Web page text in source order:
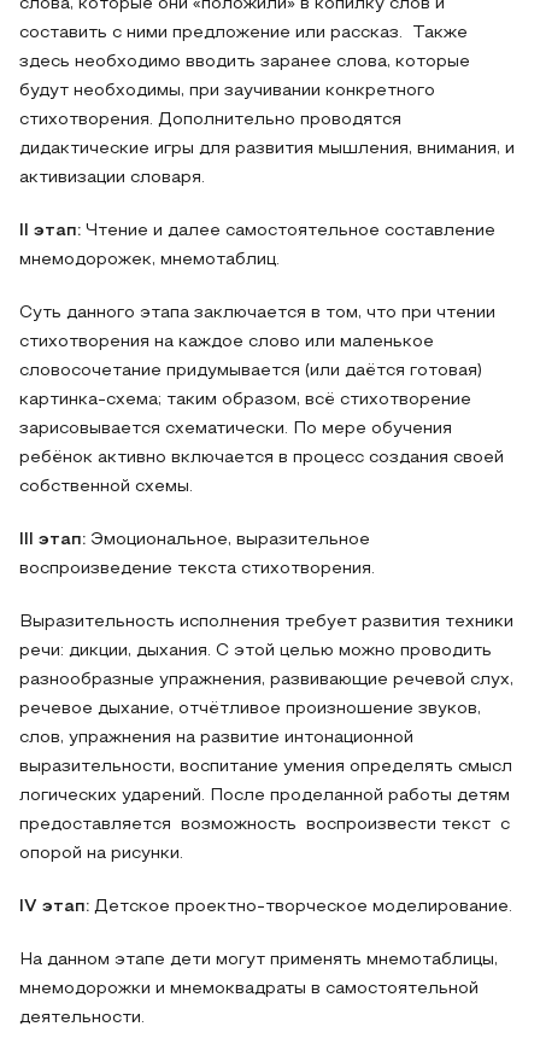
слова, которые они «положили» в копилку слов и
составить с ними предложение или рассказ. Также
здесь необходимо вводить заранее слова, которые
будут необходимы, при заучивании конкретного
стихотворения. Дополнительно проводятся
дидактические игры для развития мышления, внимания, и
активизации словаря.
II этап: Чтение и далее самостоятельное составление
мнемодорожек, мнемотаблиц.
Суть данного этапа заключается в том, что при чтении
стихотворения на каждое слово или маленькое
словосочетание придумывается (или даётся готовая)
картинка-схема; таким образом, всё стихотворение
зарисовывается схематически. По мере обучения
ребёнок активно включается в процесс создания своей
собственной схемы.
III этап: Эмоциональное, выразительное
воспроизведение текста стихотворения.
Выразительность исполнения требует развития техники
речи: дикции, дыхания. С этой целью можно проводить
разнообразные упражнения, развивающие речевой слух,
речевое дыхание, отчётливое произношение звуков,
слов, упражнения на развитие интонационной
выразительности, воспитание умения определять смысл
логических ударений. После проделанной работы детям
предоставляется возможность воспроизвести текст с
опорой на рисунки.
IV этап: Детское проектно-творческое моделирование.
На данном этапе дети могут применять мнемотаблицы,
мнемодорожки и мнемоквадраты в самостоятельной
деятельности.